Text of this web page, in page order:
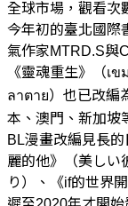
全球市場，觀看次
今年初的臺北國際
氣作家MTRD.S與
《靈魂重生》（เ
ลาตาย）也已改編
本、澳門、新加坡
BL漫畫改編見長
麗的他》（美しい
り）、《if的世界